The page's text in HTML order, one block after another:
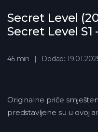
Secret Level
Secret Level S1
45 min Dodao:
Originalne priče
predstavljene su u ovoj